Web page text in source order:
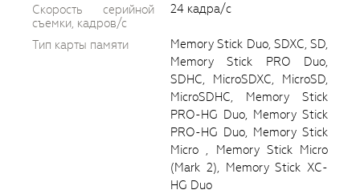
Скорость серийной
съемки, кадров/с
24 кадрa/с
Тип карты памяти
Memory Stick Duo, SDXC, SD,
Memory Stick PRO Duo,
SDHC, MicroSDXC, MicroSD,
MicroSDHC, Memory Stick
PRO-HG Duo, Memory Stick
PRO-HG Duo, Memory Stick
Micro , Memory Stick Micro
(Mark 2), Memory Stick XC-
HG Duo